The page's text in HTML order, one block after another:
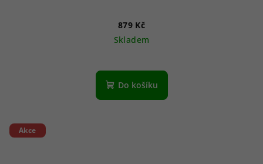
879 Kč
Skladem
Do košíku
Akce